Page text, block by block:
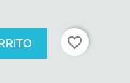
favorite_border